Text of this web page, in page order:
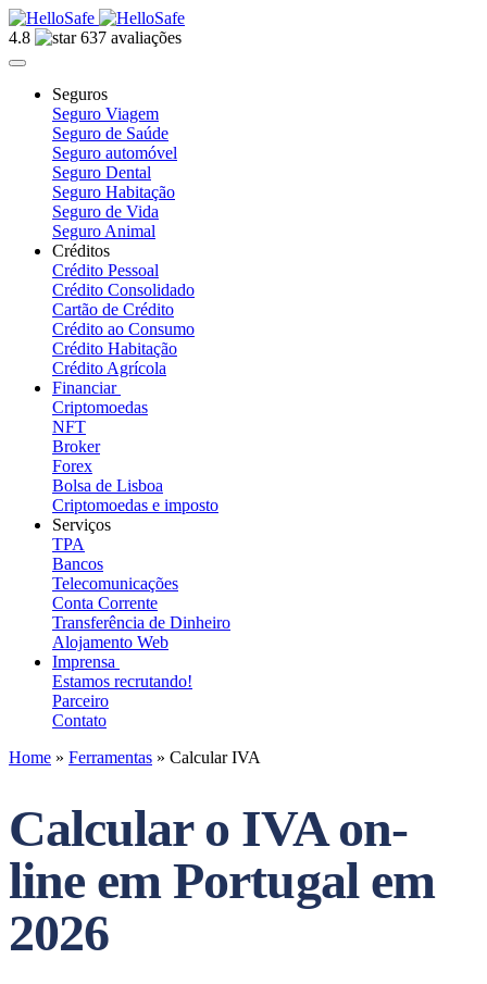
4.8 637 avaliações
Seguros
Seguro Viagem
Seguro de Saúde
Seguro automóvel
Seguro Dental
Seguro Habitação
Seguro de Vida
Seguro Animal
Créditos
Crédito Pessoal
Crédito Consolidado
Cartão de Crédito
Crédito ao Consumo
Crédito Habitação
Crédito Agrícola
Financiar
Criptomoedas
NFT
Broker
Forex
Bolsa de Lisboa
Criptomoedas e imposto
Serviços
TPA
Bancos
Telecomunicações
Conta Corrente
Transferência de Dinheiro
Alojamento Web
Imprensa
Estamos recrutando!
Parceiro
Contato
Home » Ferramentas » Calcular IVA
Calcular o IVA on-
line em Portugal em
2026